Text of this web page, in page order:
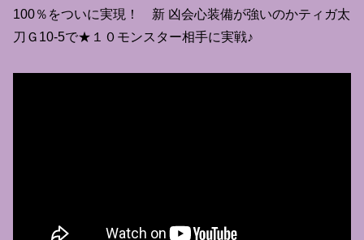
100％をついに実現！ 新 凶会心装備が強いのかティガ太
刀Ｇ10-5で★１０モンスター相手に実戦♪